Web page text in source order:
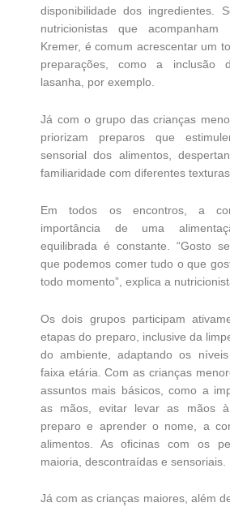
disponibilidade dos ingredientes.
nutricionistas que
Kremer, é comum acrescentar um
preparações, como a inclusão
lasanha, por exemplo.
Já com o grupo das crianças
priorizam preparos que
sensorial dos alimentos,
familiaridade com diferentes
Em todos os encontros, a
importância de uma
equilibrada é constante. “Gosto
que podemos comer tudo o que
todo momento”, explica a
Os dois grupos participam
etapas do preparo, inclusive da
do ambiente, adaptando os
faixa etária. Com as crianças
assuntos mais básicos, como a
as mãos, evitar levar as mãos
preparo e aprender o nome, a
alimentos. As oficinas com os
maioria, descontraídas e sensoriais.
Já com as crianças maiores, além